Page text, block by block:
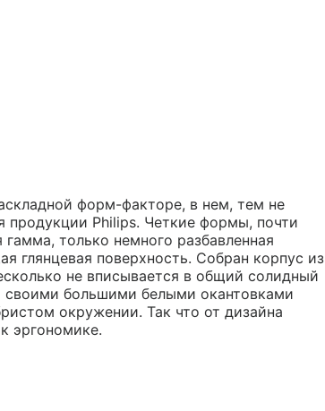
форм-факторе, в нем, тем не
продукции Philips. Четкие формы, почти
только немного разбавленная
глянцевая поверхность. Собран корпус из
не вписывается в общий солидный
своими большими белыми окантовками
окружении. Так что от дизайна
эргономике.